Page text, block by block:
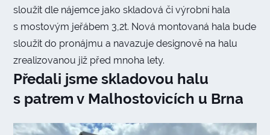
sloužit dle nájemce jako skladová či výrobní hala
s mostovým jeřábem 3,2t. Nová montovaná hala bude
sloužit do pronájmu a navazuje designově na halu
zrealizovanou již před mnoha lety.
Předali jsme skladovou halu
s patrem v Malhostovicích u Brna